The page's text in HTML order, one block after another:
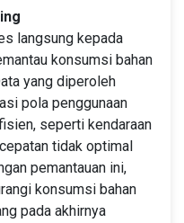
langsung kepada
konsumsi bahan
yang diperoleh
pola penggunaan
seperti kendaraan
tidak optimal
pemantauan ini,
konsumsi bahan
pada akhirnya